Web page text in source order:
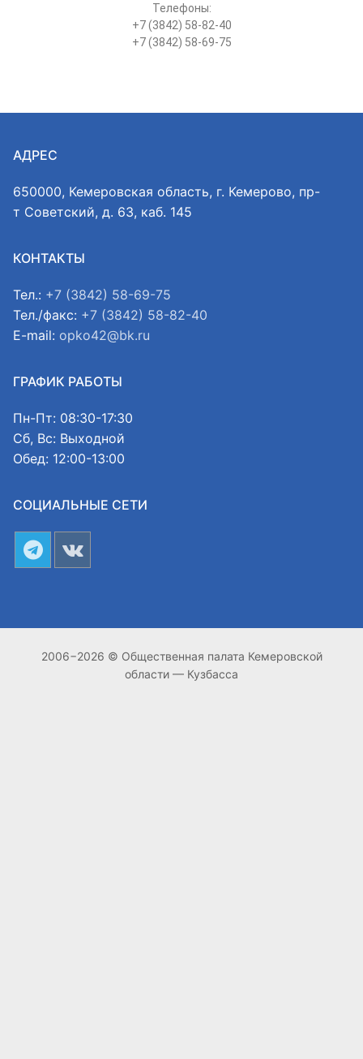
Телефоны:
+7 (3842) 58-82-40
+7 (3842) 58-69-75
АДРЕС
650000, Кемеровская область, г. Кемерово, пр-
т Советский, д. 63, каб. 145
КОНТАКТЫ
Тел.: +7 (3842) 58-69-75
Тел./факс: +7 (3842) 58-82-40
E-mail: opko42@bk.ru
ГРАФИК РАБОТЫ
Пн-Пт: 08:30-17:30
Сб, Вс: Выходной
Обед: 12:00-13:00
СОЦИАЛЬНЫЕ СЕТИ
2006−2026 © Общественная палата Кемеровской
области — Кузбасса